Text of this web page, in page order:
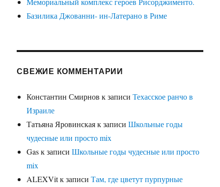
Базилика Джованни- ин-Латерано в Риме
СВЕЖИЕ КОММЕНТАРИИ
Константин Смирнов к записиТехасское ранчо в
Израиле
Татьяна Яровинскаяк записиШкольные годы
чудесные или просто mix
Gasк записиШкольные годы чудесные или просто
mix
ALEXVitк записиТам, где цветут пурпурные